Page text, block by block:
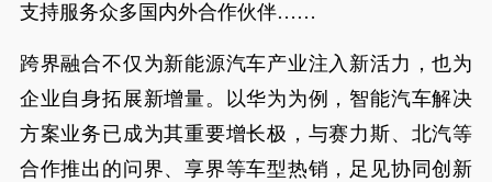
支持服务众多国内外合作伙伴……
跨界融合不仅为新能源汽车产业注入新活力，也为
企业自身拓展新增量。以华为为例，智能汽车解决
方案业务已成为其重要增长极，与赛力斯、北汽等
合作推出的问界、享界等车型热销，足见协同创新